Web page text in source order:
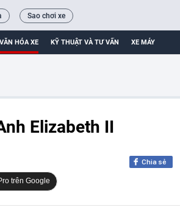
Sao chơi xe
VĂN HÓA XE KỸ THUẬT VÀ TƯ VẤN XE MÁY
Elizabeth II
Chia sẻ
trên Google